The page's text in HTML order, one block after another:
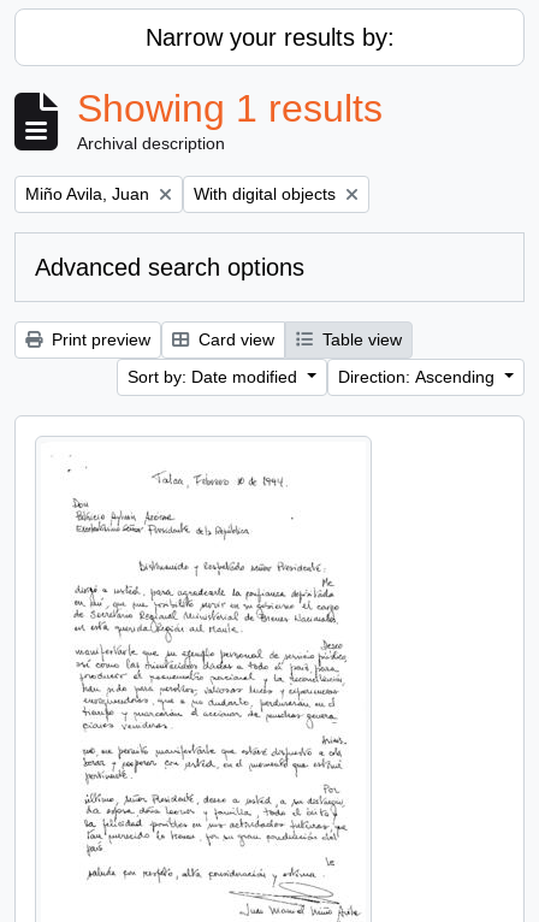
Narrow your results by:
Showing 1 results
Archival description
Remove filter:
Miño Avila, Juan Remove filter:
With digital objects
Advanced search options
Print preview Card view
Table view
Sort by: Date modified
Direction: Ascending